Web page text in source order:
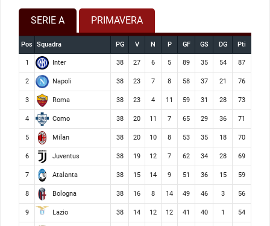
SERIE A PRIMAVERA
Pos Squadra PG V N P GF GS DG Pti
1 Inter 38 27 6 5 89 35 54 87
2 Napoli 38 23 7 8 58 37 21 76
3 Roma 38 23 4 11 59 31 28 73
4 Como 38 20 11 7 65 29 36 71
5 Milan 38 20 10 8 53 35 18 70
6 Juventus 38 19 12 7 62 34 28 69
7 Atalanta 38 15 14 9 51 36 15 59
8 Bologna 38 16 8 14 49 46 3 56
9 Lazio 38 14 12 12 41 40 1 54